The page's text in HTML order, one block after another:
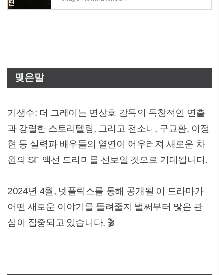
맺은말
기생수: 더 그레이는 연상호 감독의 독창적인 연출
과 강렬한 스토리텔링, 그리고 전소니, 구교환, 이정
현 등 실력파 배우들의 열연이 어우러져 새로운 차
원의 SF 액션 드라마를 선보일 것으로 기대됩니다.
2024년 4월, 넷플릭스를 통해 공개될 이 드라마가
어떤 새로운 이야기를 들려줄지 벌써부터 많은 관
심이 집중되고 있습니다. 🎬